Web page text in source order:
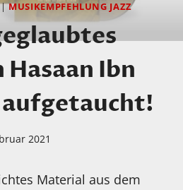
MUSIKEMPFEHLUNG JAZZ
Ibn
2021
Material aus dem